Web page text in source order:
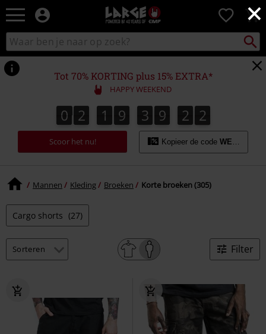
×
Large
–
Muziek-,
en
gaming-
merch
+
alternatieve
kleding
0
Zoek
in
catalogus
zoeken
Tot 70% KORTING plus 15% EXTRA*
HAPPY WEEKEND
0
0 2
2 1
1 9
9 3
3 9
9 2
2 1
2
1
4
2
Scoor het nu! Kopieer de code WEEKEND
Mannen Kleding Broeken Korte broeken (305)
Cargo shorts (27)
Filter